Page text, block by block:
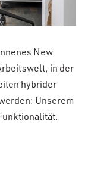
New
in der
hybrider
Unserem